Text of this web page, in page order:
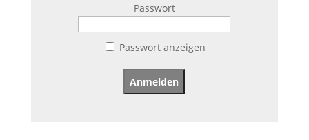
Passwort
Passwort anzeigen